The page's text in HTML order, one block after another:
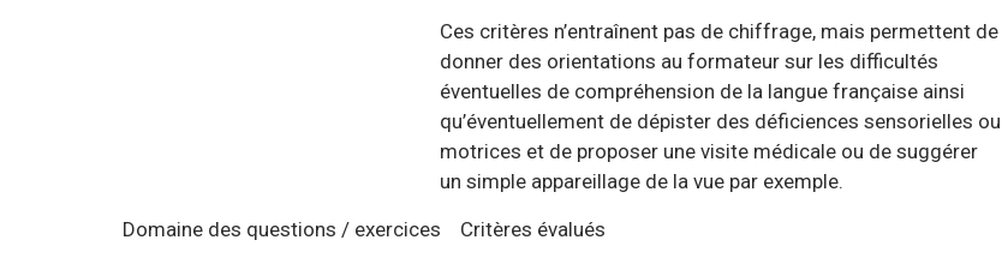
Ces critères n’entraînent pas de chiffrage, mais permettent de
donner des orientations au formateur sur les difficultés
éventuelles de compréhension de la langue française ainsi
qu’éventuellement de dépister des déficiences sensorielles ou
motrices et de proposer une visite médicale ou de suggérer
un simple appareillage de la vue par exemple.
Domaine des questions / exercices Critères évalués